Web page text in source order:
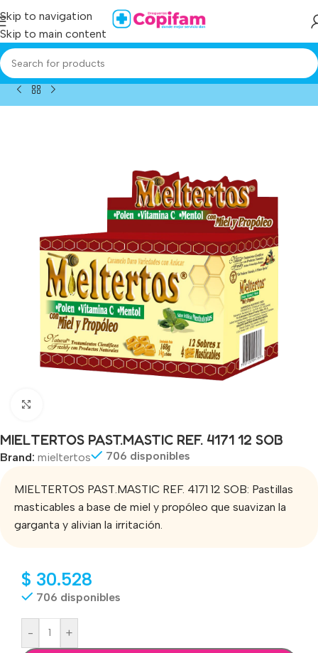
Skip to navigation
Skip to main content
Home / Producto/mieltertos past.mastic ref. 4171 12 sob
MIELTERTOS PAST.MASTIC REF. 4171 12 SOB
Brand: mieltertos 706 disponibles
MIELTERTOS PAST.MASTIC REF. 4171 12 SOB: Pastillas
masticables a base de miel y propóleo que suavizan la
garganta y alivian la irritación.
$ 30.528
706 disponibles
- +